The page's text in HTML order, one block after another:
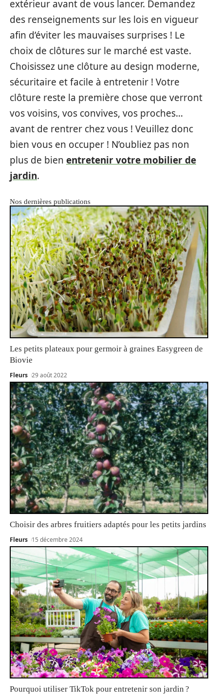
extérieur avant de vous lancer. Demandez
des renseignements sur les lois en vigueur
afin d’éviter les mauvaises surprises ! Le
choix de clôtures sur le marché est vaste.
Choisissez une clôture au design moderne,
sécuritaire et facile à entretenir ! Votre
clôture reste la première chose que verront
vos voisins, vos convives, vos proches…
avant de rentrer chez vous ! Veuillez donc
bien vous en occuper ! N’oubliez pas non
plus de bien entretenir votre mobilier de
jardin.
Nos dernières publications
Les petits plateaux pour germoir à graines Easygreen de
Biovie
Fleurs 29 août 2022
Choisir des arbres fruitiers adaptés pour les petits jardins
Fleurs 15 décembre 2024
Pourquoi utiliser TikTok pour entretenir son jardin ?